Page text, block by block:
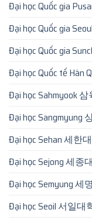
Đại học Quốc gia
Đại học Quốc gia
Đại học Quốc gia
Đại học Quốc tế Hàn
Đại học Sahmyook
Đại học Sangmyung
Đại học Sehan 세한
Đại học Sejong 세종
Đại học Semyung 세
Đại học Seoil 서일대